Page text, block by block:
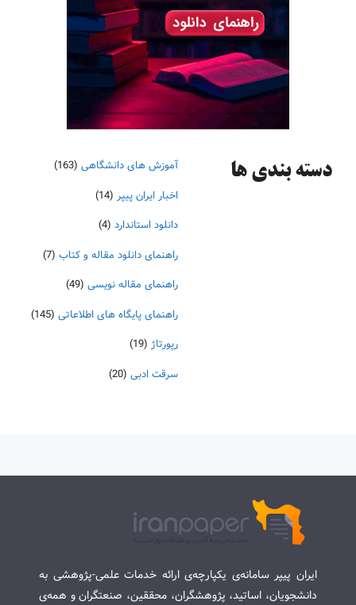
دسته‌ بندی ها آموزش های دانشگاهی (163)
اخبار ایران پیپر (14)
دانلود استاندارد (4)
راهنمای دانلود مقاله و کتاب (7)
راهنمای مقاله نویسی (49)
راهنمای پایگاه های اطلاعاتی (145)
رپورتاژ (19)
سرقت ادبی (20)
ایران پیپر سامانه‌ی یکپارچه‌ی ارائه خدمات علمی-پژوهشی به
دانشجویان، اساتید، پژوهشگران، محققین، صنعتگران و همه‌ی